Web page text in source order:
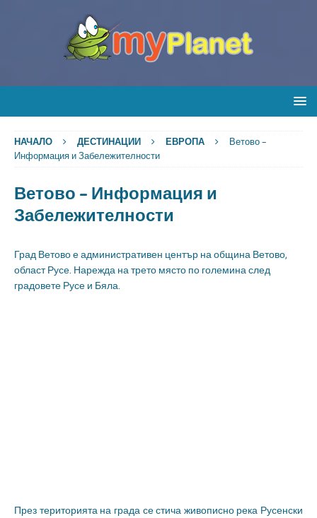
НАЧАЛО ДЕСТИНАЦИИ ЕВРОПА
Ветово –
Информация и Забележителности
Ветово – Информация и
Забележителности
Град Ветово е административен център на община Ветово,
област Русе. Нарежда на трето място по големина след
градовете Русе и Бяла.
През територията на града се стича живописно река Русенски